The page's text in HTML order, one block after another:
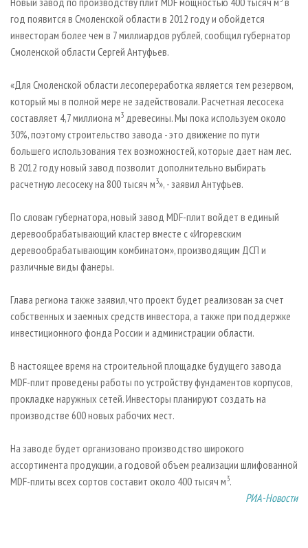
ДЕРЕВЯННОЕ ДОМОСТРОЕНИЕ
ПРОИЗВОДСТВО МЕБЕЛИ
БИОЭНЕРГЕТИКА
ЦБП
ИНСТРУМЕНТ И МАТЕРИАЛЫ
ОФИЦИАЛЬНЫЕ ДЕЛЕГАЦИИ
ПРИОРИТЕТНЫЕ ИНВЕСТПРОЕКТЫ
RUSSIAN FORESTRY REVIEW
ГАЗЕТА ЛЕСПРОМФОРУМ
БИБЛИОТЕКА СПЕЦИАЛИСТА
год появится в Смоленской области в 2012 году и обойдется
инвесторам более чем в 7 миллиардов рублей, сообщил губернатор
Смоленской области Сергей Антуфьев.
«Для Смоленской области лесопереработка является тем резервом,
который мы в полной мере не задействовали. Расчетная лесосека
составляет 4,7 миллиона м3 древесины. Мы пока используем около
30%, поэтому строительство завода - это движение по пути
большего использования тех возможностей, которые дает нам лес.
В 2012 году новый завод позволит дополнительно выбирать
расчетную лесосеку на 800 тысяч м3», - заявил Антуфьев.
По словам губернатора, новый завод MDF-плит войдет в единый
деревообрабатывающий кластер вместе с «Игоревским
деревообрабатывающим комбинатом», производящим ДСП и
различные виды фанеры.
Глава региона также заявил, что проект будет реализован за счет
собственных и заемных средств инвестора, а также при поддержке
инвестиционного фонда России и администрации области.
В настоящее время на строительной площадке будущего завода
MDF-плит проведены работы по устройству фундаментов корпусов,
прокладке наружных сетей. Инвесторы планируют создать на
производстве 600 новых рабочих мест.
На заводе будет организовано производство широкого
ассортимента продукции, а годовой объем реализации шлифованной
MDF-плиты всех сортов составит около 400 тысяч м3.
РИА-Новости